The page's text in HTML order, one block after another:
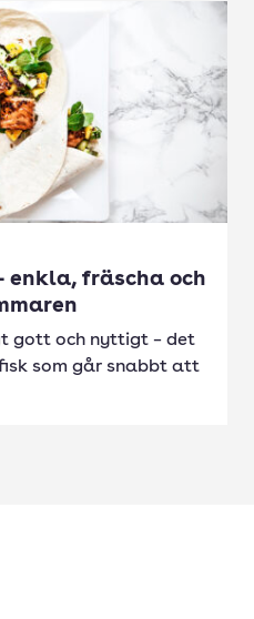
enkla, fräscha och
gott och nyttigt – det
som går snabbt att